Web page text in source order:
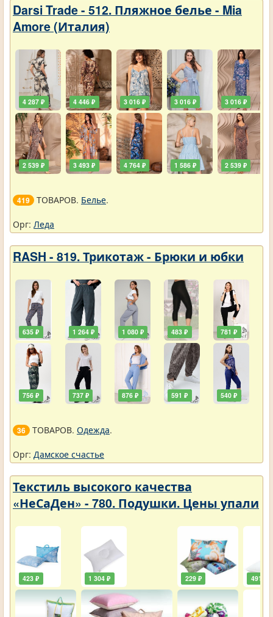
Darsi Trade - 512. Пляжное белье - Mia
Amore (Италия)
4 287 ₽
2 539 ₽
4 446 ₽
3 493 ₽
3 016 ₽
4 764 ₽
3 016 ₽
1 586 ₽
3 016 ₽
2 539 ₽
419 ТОВАРОВ. Белье.
Орг: Леда
RASH - 819. Трикотаж - Брюки и юбки
635 ₽
756 ₽
1 264 ₽
737 ₽
1 080 ₽
876 ₽
483 ₽
591 ₽
781 ₽
540 ₽
36 ТОВАРОВ. Одежда.
Орг: Дамское счастье
Текстиль высокого качества
«НеСаДен» - 780. Подушки. Цены упали
423 ₽ 1 304 ₽ 229 ₽ 491 ₽